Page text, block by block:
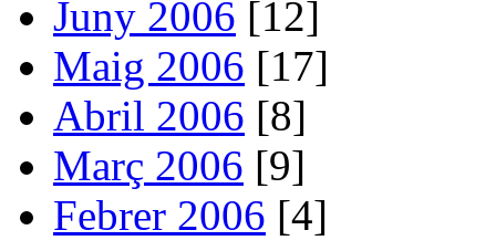
Juny 2006 [12]
Maig 2006 [17]
Abril 2006 [8]
Març 2006 [9]
Febrer 2006 [4]